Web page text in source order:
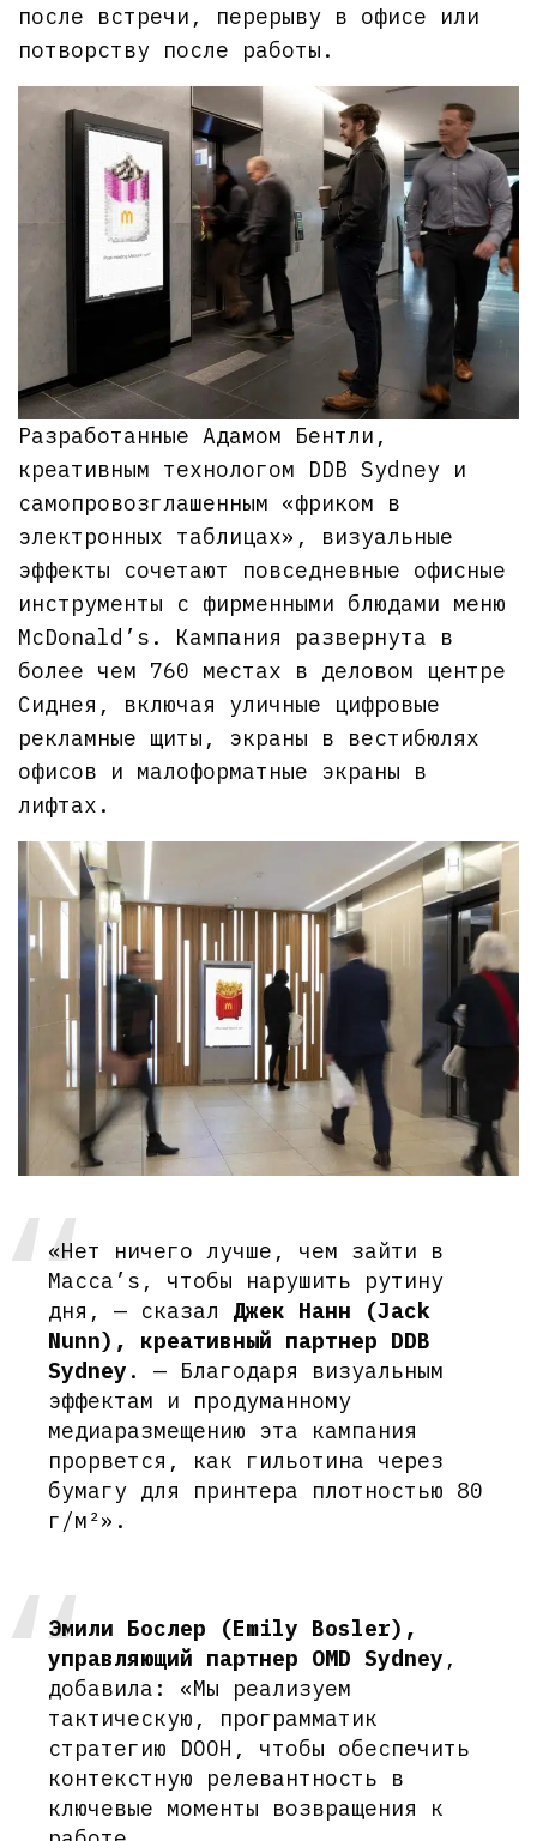
после встречи, перерыву в офисе или
потворству после работы.
Разработанные Адамом Бентли,
креативным технологом DDB Sydney и
самопровозглашенным «фриком в
электронных таблицах», визуальные
эффекты сочетают повседневные офисные
инструменты с фирменными блюдами меню
McDonald’s. Кампания развернута в
более чем 760 местах в деловом центре
Сиднея, включая уличные цифровые
рекламные щиты, экраны в вестибюлях
офисов и малоформатные экраны в
лифтах.
«Нет ничего лучше, чем зайти в
Macca’s, чтобы нарушить рутину
дня, — сказал Джек Нанн (Jack
Nunn), креативный партнер DDB
Sydney . — Благодаря визуальным
эффектам и продуманному
медиаразмещению эта кампания
прорвется, как гильотина через
бумагу для принтера плотностью 80
г/м²».
Эмили Бослер (Emily Bosler),
управляющий партнер OMD Sydney ,
добавила: «Мы реализуем
тактическую, программатик
стратегию DOOH, чтобы обеспечить
контекстную релевантность в
ключевые моменты возвращения к